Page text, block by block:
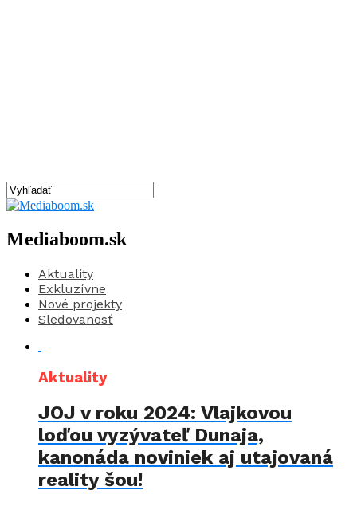
Mediaboom.sk
Aktuality
Exkluzívne
Nové projekty
Sledovanosť
Aktuality
JOJ v roku 2024: Vlajkovou
loďou vyzývateľ Dunaja,
kanonáda noviniek aj utajovaná
reality šou!